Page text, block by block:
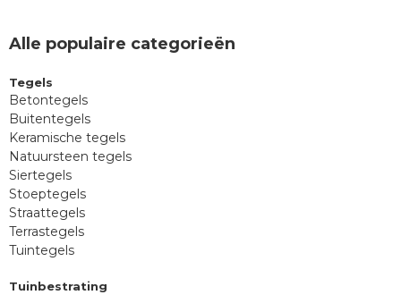
Alle populaire categorieën
Tegels
Betontegels
Buitentegels
Keramische tegels
Natuursteen tegels
Siertegels
Stoeptegels
Straattegels
Terrastegels
Tuintegels
Tuinbestrating